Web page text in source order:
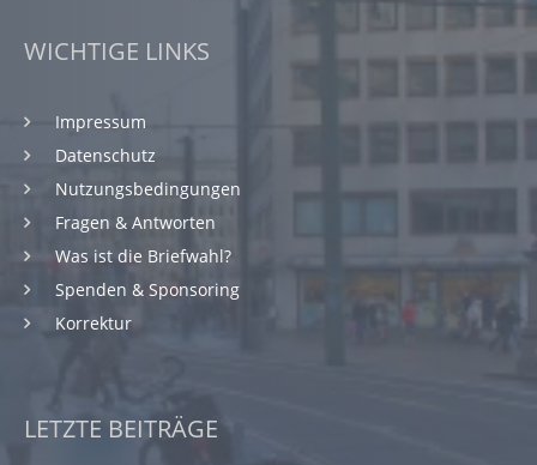
WICHTIGE LINKS
Impressum
Datenschutz
Nutzungsbedingungen
Fragen & Antworten
Was ist die Briefwahl?
Spenden & Sponsoring
Korrektur
LETZTE BEITRÄGE